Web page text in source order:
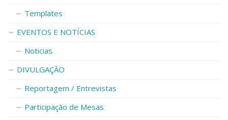
Templates
EVENTOS E NOTÍCIAS
Noticias
DIVULGAÇÃO
Reportagem / Entrevistas
Participação de Mesas